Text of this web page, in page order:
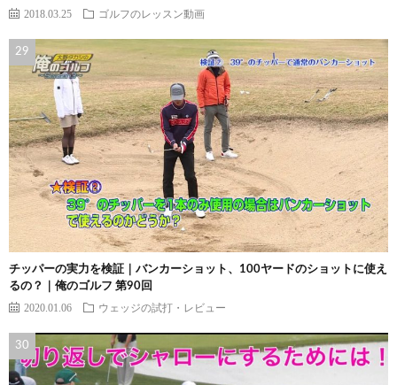
2018.03.25 ゴルフのレッスン動画
チッパーの実力を検証｜バンカーショット、100ヤードのショットに使え
るの？｜俺のゴルフ 第90回
2020.01.06 ウェッジの試打・レビュー